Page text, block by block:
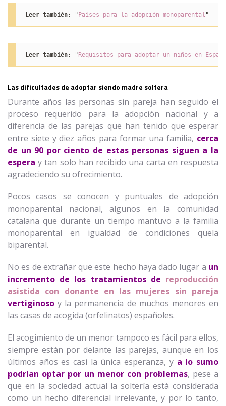
Leer también: "Países para la adopción monoparental "
Leer también: "Requisitos para adoptar un niños en
Las dificultades de adoptar siendo madre soltera
Durante años las personas sin pareja han seguido el
proceso requerido para la adopción nacional y a
diferencia de las parejas que han tenido que esperar
entre siete y diez años para formar una familia, cerca
de un 90 por ciento de estas personas siguen a la
espera y tan solo han recibido una carta en respuesta
agradeciendo su ofrecimiento.
Pocos casos se conocen y puntuales de adopción
monoparental nacional, algunos en la comunidad
catalana que durante un tiempo mantuvo a la familia
monoparental en igualdad de condiciones quela
biparental.
No es de extrañar que este hecho haya dado lugar a un
incremento de los tratamientos de reproducción
asistida con donante en las mujeres sin pareja
vertiginoso y la permanencia de muchos menores en
las casas de acogida (orfelinatos) españoles.
El acogimiento de un menor tampoco es fácil para ellos,
siempre están por delante las parejas, aunque en los
últimos años es casi la única esperanza, y a lo sumo
podrían optar por un menor con problemas, pese a
que en la sociedad actual la soltería está considerada
como un hecho diferencial irrelevante, y por lo tanto,